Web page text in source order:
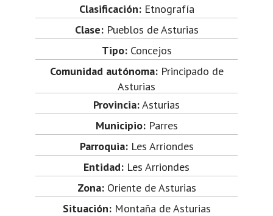
Clasificación:Etnografía
Clase:Pueblos de Asturias
Tipo:Concejos
Comunidad autónoma:Principado de
Asturias
Provincia:Asturias
Municipio:Parres
Parroquia:Les Arriondes
Entidad: Les Arriondes
Zona:Oriente de Asturias
Situación:Montaña de Asturias